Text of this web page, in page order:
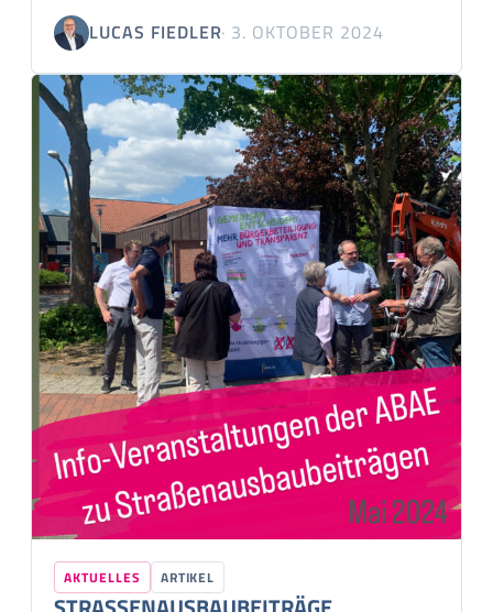
LUCAS FIEDLER· 3. OKTOBER 2024
AKTUELLES ARTIKEL